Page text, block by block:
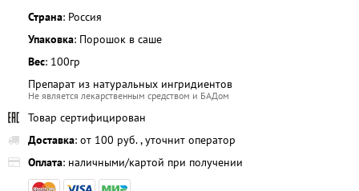
Страна: Россия
Упаковка: Порошок в саше
Вес: 100гр
Препарат из натуральных ингридиентов
Не является лекарственным средством и БАДом
Товар сертифицирован
Доставка: от 100 руб. , уточнит оператор
Оплата: наличными/картой при получении